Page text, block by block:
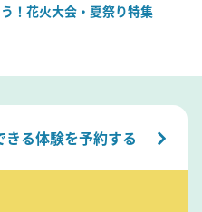
！花火大会・夏祭り特集
る体験を予約する